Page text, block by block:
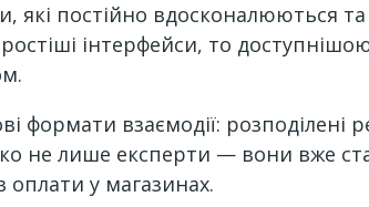
які постійно вдосконалюються
інтерфейси, то
формати взаємодії:
не лише експерти — вони вже
оплати у магазинах.